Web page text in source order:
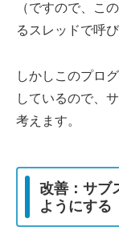
（ですので、こ
るスレッドで呼
しかしこのプロ
しているので、
考えます。
改善：サブ
ようにする